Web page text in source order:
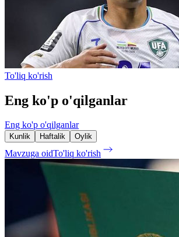
To'liq ko'rish
Eng ko'p o'qilganlar
Eng ko'p o'qilganlar
Kunlik Haftalik Oylik
Mavzuga oidTo'liq ko'rish